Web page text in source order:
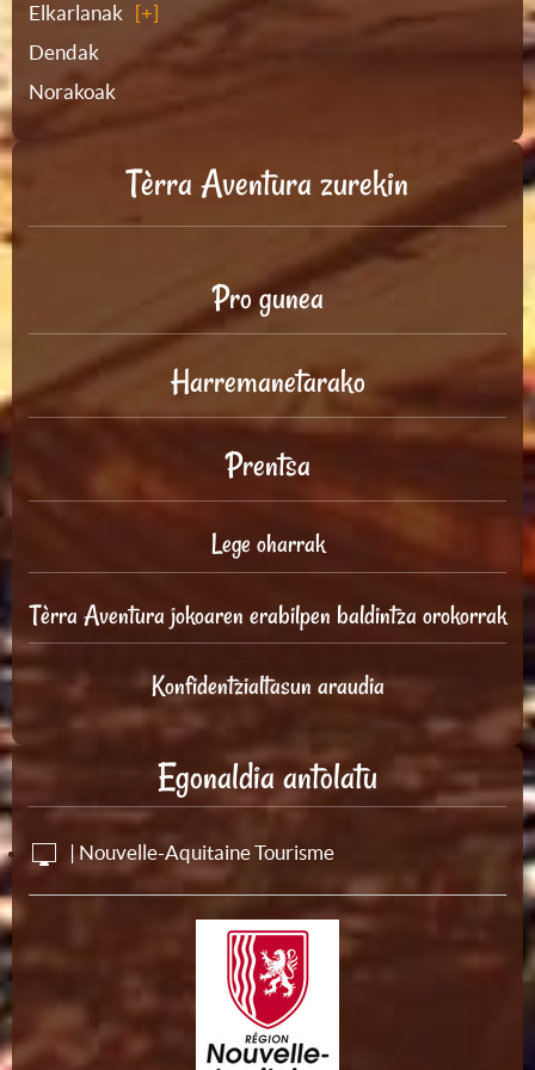
Elkarlanak
Dendak
Norakoak
Tèrra Aventura zurekin
Pro gunea
Harremanetarako
Prentsa
Lege oharrak
Tèrra Aventura jokoaren erabilpen baldintza orokorrak
Konfidentzialtasun araudia
Egonaldia antolatu
| Nouvelle-Aquitaine Tourisme